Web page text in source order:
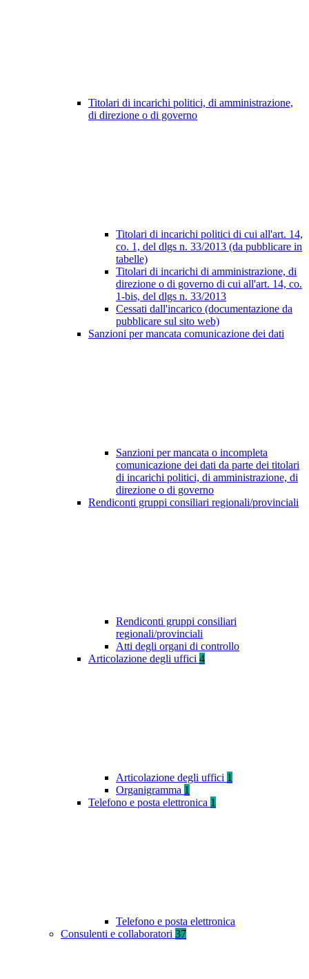
Titolari di incarichi politici, di amministrazione,
di direzione o di governo
Titolari di incarichi politici di cui all'art. 14,
co. 1, del dlgs n. 33/2013 (da pubblicare in
tabelle)
Titolari di incarichi di amministrazione, di
direzione o di governo di cui all'art. 14, co.
1-bis, del dlgs n. 33/2013
Cessati dall'incarico (documentazione da
pubblicare sul sito web)
Sanzioni per mancata comunicazione dei dati
Sanzioni per mancata o incompleta
comunicazione dei dati da parte dei titolari
di incarichi politici, di amministrazione, di
direzione o di governo
Rendiconti gruppi consiliari regionali/provinciali
Rendiconti gruppi consiliari
regionali/provinciali
Atti degli organi di controllo
Articolazione degli uffici 4
Articolazione degli uffici 1
Organigramma 1
Telefono e posta elettronica 1
Telefono e posta elettronica
Consulenti e collaboratori 37